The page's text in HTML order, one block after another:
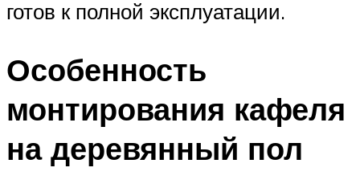
готов к полной эксплуатации.
Особенность
монтирования кафеля
на деревянный пол